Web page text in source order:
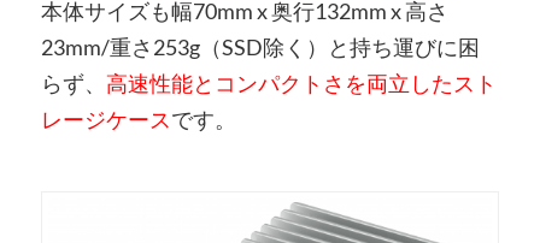
本体サイズも幅70mm x 奥行132mm x 高さ
23mm/重さ253g（SSD除く）と持ち運びに困
らず、 高速性能とコンパクトさを両立したスト
レージケースです。